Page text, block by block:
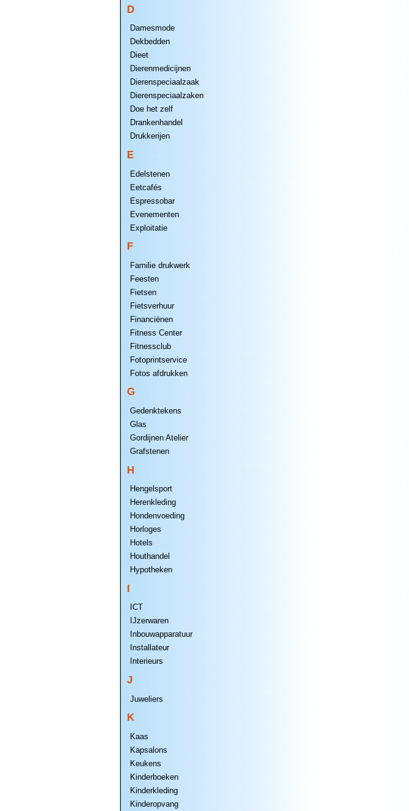
D
Damesmode
Dekbedden
Dieet
Dierenmedicijnen
Dierenspeciaalzaak
Dierenspeciaalzaken
Doe het zelf
Drankenhandel
Drukkerijen
E
Edelstenen
Eetcafés
Espressobar
Evenementen
Exploitatie
F
Familie drukwerk
Feesten
Fietsen
Fietsverhuur
Financiënen
Fitness Center
Fitnessclub
Fotoprintservice
Fotos afdrukken
G
Gedenktekens
Glas
Gordijnen Atelier
Grafstenen
H
Hengelsport
Herenkleding
Hondenvoeding
Horloges
Hotels
Houthandel
Hypotheken
I
ICT
IJzerwaren
Inbouwapparatuur
Installateur
Interieurs
J
Juweliers
K
Kaas
Kapsalons
Keukens
Kinderboeken
Kinderkleding
Kinderopvang